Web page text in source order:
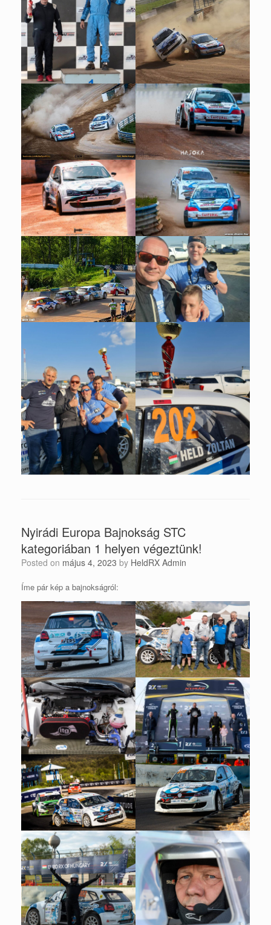
Nyirádi Europa Bajnokság STC
kategoriában 1 helyen végeztünk!
Posted on május 4, 2023 by HeldRX Admin
Íme pár kép a bajnokságról: